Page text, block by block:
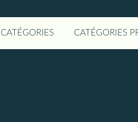
CATÉGORIES CATÉGORIES